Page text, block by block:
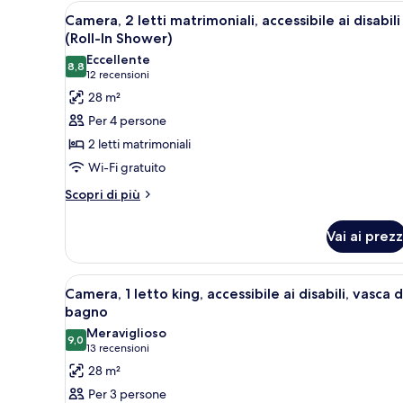
Apri
tutte
le
foto
per
Camera,
2
letti
matrimoniali,
accessibile
(Roll-
In
Shower)
Una camera d'albergo con
5
Camera, 2 letti matrimoniali, accessibile ai disabili
(Roll-In Shower)
8,88,8 su 10
Eccellente
12 recensioni
(12
recensioni)
28 m²
Per 4 persone
2 letti matrimoniali
Wi-Fi gratuito
Scopri di più
Altri
2
letti
matrimoniali,
accessibile
disabili
(Roll-
In
Shower)
Vai ai
Apri
tutte
le
foto
per
Camera,
Una camera d'albergo con
4
Camera, 1 letto king, accessibile ai disabili, vasca
bagno
9,09,0 su 10
Meraviglioso
13 recensioni
(13
recensioni)
28 m²
Per 3 persone